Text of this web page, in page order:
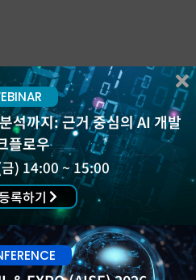
석까지: 근거 중심의 AI 개발
플로우
) 14:00 ~ 15:00
록하기